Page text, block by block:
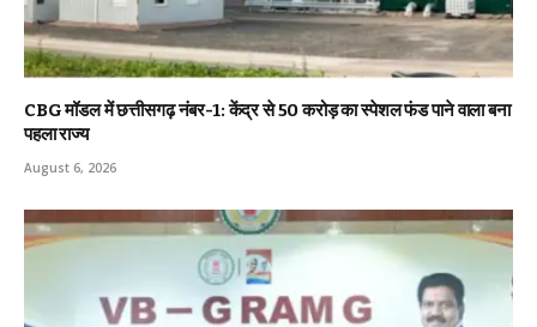
CBG मॉडल में छत्तीसगढ़ नंबर-1: केंद्र से ₹50 करोड़ का स्पेशल फंड पाने वाला बना
पहला राज्य
August 6, 2026